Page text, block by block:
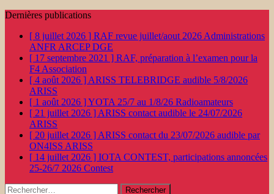
Dernières publications
[ 8 juillet 2026 ] RAF revue juillet/aout 2026 Administrations
ANFR ARCEP DGE
[ 17 septembre 2021 ] RAF, préparation à l’examen pour la
F4 Association
[ 4 août 2026 ] ARISS TELEBRIDGE audible 5/8/2026
ARISS
[ 1 août 2026 ]YOTA 25/7 au 1/8/26 Radioamateurs
[ 21 juillet 2026 ] ARISS contact audible le 24/07/2026
ARISS
[ 20 juillet 2026 ] ARISS contact du 23/07/2026 audible par
ON4ISS ARISS
[ 14 juillet 2026 ] IOTA CONTEST, participations annoncées
25-26/7 2026 Contest
Rechercher :